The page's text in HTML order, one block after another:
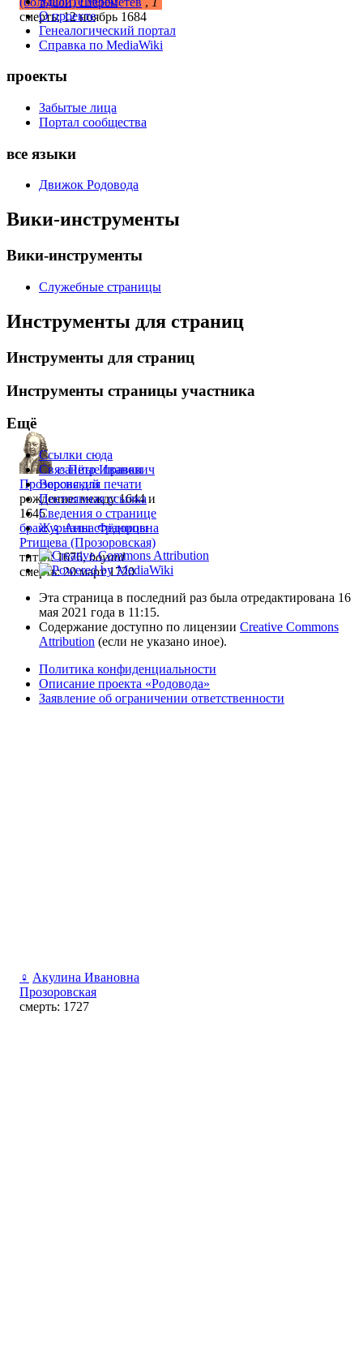
смерть: 12 ноябрь 1684
♂ Пётр Иванович
Прозоровский
рождение: между 1644 и
1645
брак:♀ Анна Фёдоровна
Ртищева (Прозоровская)
титул: 1676,boyard
смерть: 20 март 1720
♀ Акулина Ивановна
Прозоровская
смерть: 1727
О проекте
Генеалогический портал
Справка по MediaWiki
проекты
Забытые лица
Портал сообщества
все языки
Движок Родовода
Вики-инструменты
Вики-инструменты
Служебные страницы
Инструменты для страниц
Инструменты для страниц
Инструменты страницы участника
Ещё
Ссылки сюда
Связанные правки
Версия для печати
Постоянная ссылка
Сведения о странице
Журналы страницы
Эта страница в последний раз была отредактирована 16
мая 2021 года в 11:15.
Содержание доступно по лицензии Creative Commons
Attribution (если не указано иное).
Политика конфиденциальности
Описание проекта «Родовода»
Заявление об ограничении ответственности